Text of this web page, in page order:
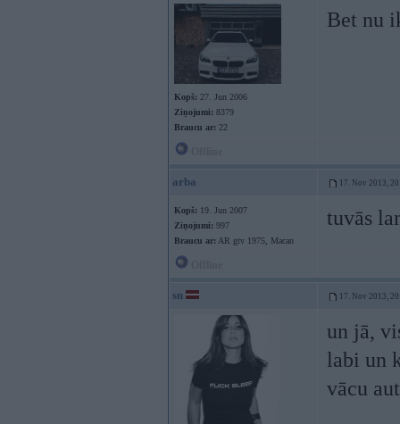
Kopš: 27. Jun 2006
Ziņojumi: 8379
Braucu ar: 22
Bet nu
arba 17. Nov 2013,
Kopš: 19. Jun 2007
Ziņojumi: 997
Braucu ar: AR gtv 1975, Macan
tuvās
sn 17. Nov 2013,
un jā,
labi un
vācu